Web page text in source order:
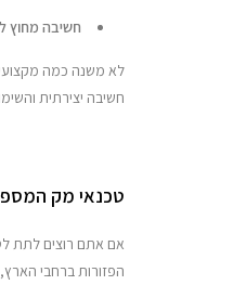
חשיבה מחוץ
לא משנה כמה מקצועי
חשיבה יצירתית
טכנאי מק
אם אתם רוצים לתת
הפזורות ברחבי